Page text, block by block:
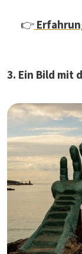
👉
3. Ein Bild mit